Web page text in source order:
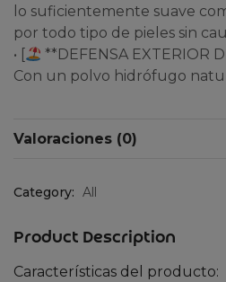
lo suficientemente suave
por todo tipo de pieles sin
• [
**DEFENSA EXTERIOR
Con un polvo hidrófugo
Valoraciones (0)
Category: All
Product Description
Características del producto: